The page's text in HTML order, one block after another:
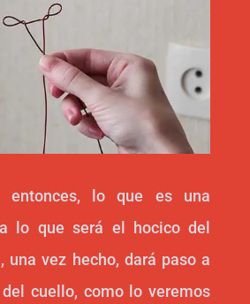
entonces, lo que es una
lo que será el hocico del
una vez hecho, dará paso a
cuello, como lo veremos